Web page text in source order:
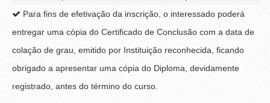
Para fins de efetivação da inscrição, o interessado poderá
entregar uma cópia do Certificado de Conclusão com a data de
colação de grau, emitido por Instituição reconhecida, ficando
obrigado a apresentar uma cópia do Diploma, devidamente
registrado, antes do término do curso.